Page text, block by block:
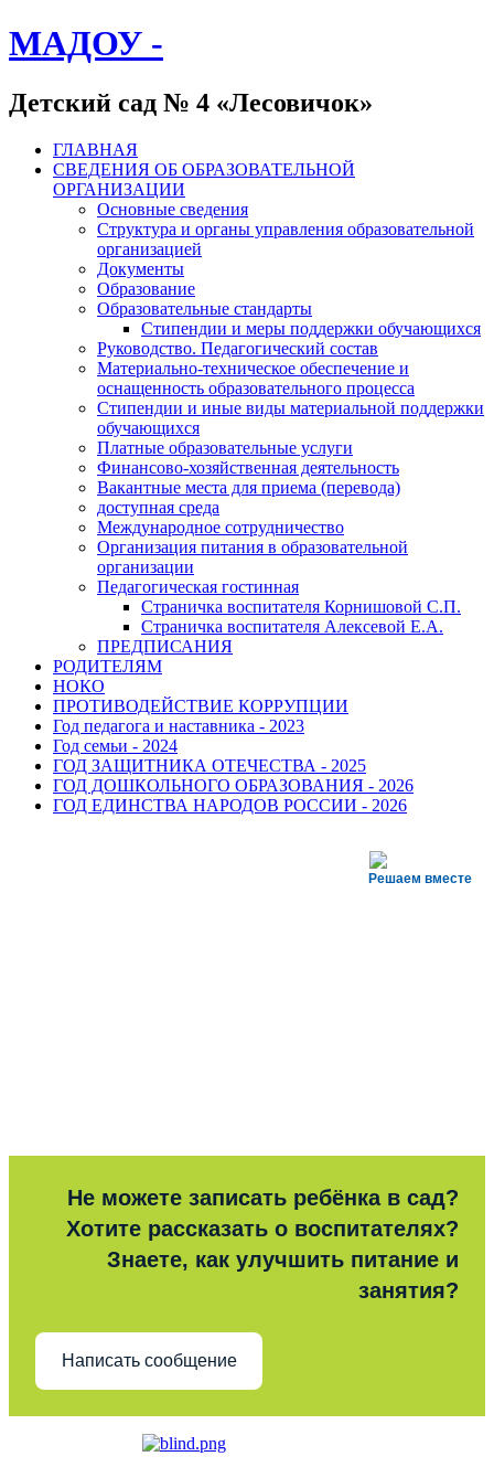
МАДОУ -
Детский сад № 4 «Лесовичок»
ГЛАВНАЯ
СВЕДЕНИЯ ОБ ОБРАЗОВАТЕЛЬНОЙ
ОРГАНИЗАЦИИ
Основные сведения
Структура и органы управления образовательной
организацией
Документы
Образование
Образовательные стандарты
Стипендии и меры поддержки обучающихся
Руководство. Педагогический состав
Материально-техническое обеспечение и
оснащенность образовательного процесса
Стипендии и иные виды материальной поддержки
обучающихся
Платные образовательные услуги
Финансово-хозяйственная деятельность
Вакантные места для приема (перевода)
доступная среда
Международное сотрудничество
Организация питания в образовательной
организации
Педагогическая гостинная
Страничка воспитателя Корнишовой С.П.
Страничка воспитателя Алексевой Е.А.
ПРЕДПИСАНИЯ
РОДИТЕЛЯМ
НОКО
ПРОТИВОДЕЙСТВИЕ КОРРУПЦИИ
Год педагога и наставника - 2023
Год семьи - 2024
ГОД ЗАЩИТНИКА ОТЕЧЕСТВА - 2025
ГОД ДОШКОЛЬНОГО ОБРАЗОВАНИЯ - 2026
ГОД ЕДИНСТВА НАРОДОВ РОССИИ - 2026
Решаем вместе
Не можете записать ребёнка в сад?
Хотите рассказать о воспитателях?
Знаете, как улучшить питание и
занятия?
Написать сообщение